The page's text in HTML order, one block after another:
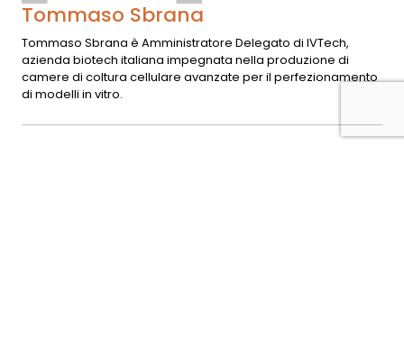
Tommaso Sbrana
Tommaso Sbrana è Amministratore Delegato di IVTech,
azienda biotech italiana impegnata nella produzione di
camere di coltura cellulare avanzate per il perfezionamento
di modelli in vitro.